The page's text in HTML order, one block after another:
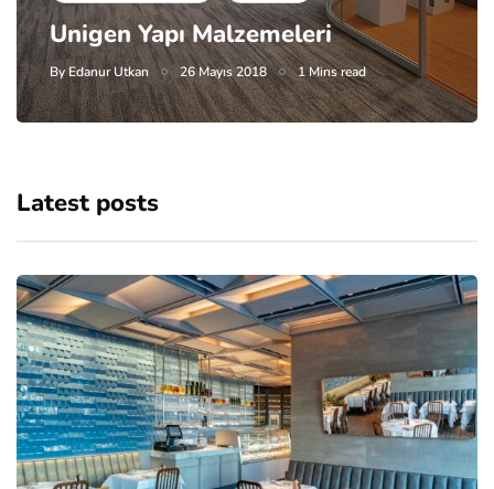
Unigen Yapı Malzemeleri
ByEdanur Utkan 26 Mayıs 2018 1 Mins read
Latest posts